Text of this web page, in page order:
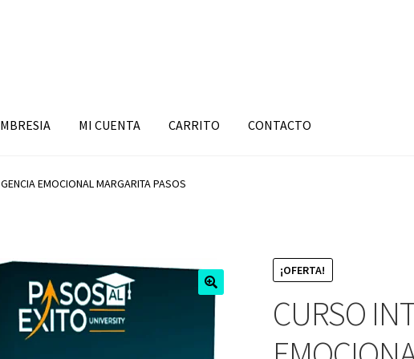
MI CUENTA CARRITO CONTACTO
EMOCIONAL MARGARITA PASOS
¡OFERTA!
CURSO